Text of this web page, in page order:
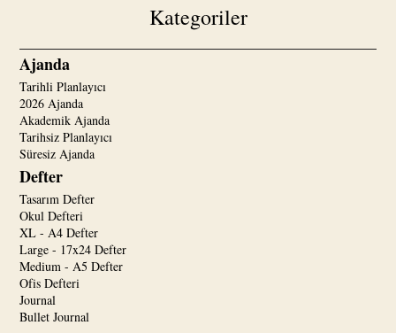
Kategoriler
Ajanda
Tarihli Planlayıcı
2026 Ajanda
Akademik Ajanda
Tarihsiz Planlayıcı
Süresiz Ajanda
Defter
Tasarım Defter
Okul Defteri
XL - A4 Defter
Large - 17x24 Defter
Medium - A5 Defter
Ofis Defteri
Journal
Bullet Journal